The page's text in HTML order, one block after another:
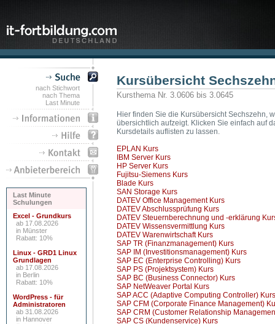
nach Stichwort
nach Thema
Last Minute
Last Minute
Schulungen
Excel - Grundkurs
ab 17.08.2026
in Münster
Rabatt: 10%
Linux - GRD1 Linux
Grundlagen
ab 17.08.2026
in Berlin
Rabatt: 10%
WordPress - für
Administratoren
ab 31.08.2026
in Hannover
Kursübersicht
Kursthema Nr. 3.0606 bis 3.0645
Hier finden Sie die Kursübersicht Sechszehn,
übersichtlich aufzeigt. Klicken Sie einfach auf
Kursdetails auflisten zu lassen.
EPLAN Kurs
IBM Server Kurs
HP Server Kurs
Fujitsu-Siemens Kurs
Blade Kurs
SAN Storage Kurs
DATEV Office Management Kurs
DATEV Abschlussprüfung Kurs
DATEV Steuernberechnung und -erklärung
DATEV Wissensvermittlung Kurs
DATEV Warenwirtschaft Kurs
SAP TR (Finanzmanagement) Kurs
SAP IM (Investitionsmanagement) Kurs
SAP EC (Enterprise Controlling) Kurs
SAP PS (Projektsystem) Kurs
SAP BC (Business Connector) Kurs
SAP NetWeaver Portal Kurs
SAP ACC (Adaptive Computing Controller) Kurs
SAP CFM (Corporate Finance Management)
SAP CRM (Customer Relationship
SAP CS (Kundenservice) Kurs